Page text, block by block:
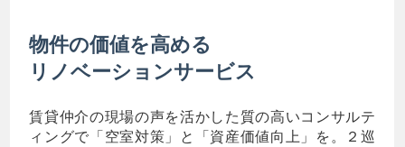
物件の価値を高める
リノベーションサービス
賃貸仲介の現場の声を活かした質の高いコンサルテ
ィングで「空室対策」と「資産価値向上」を。２巡